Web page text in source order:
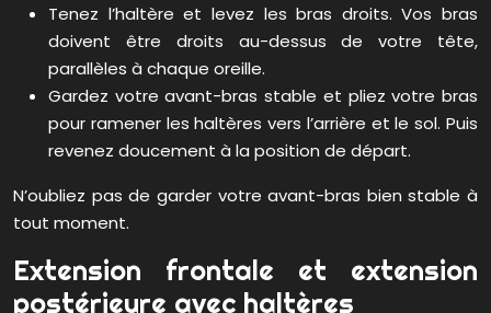
Tenez l’haltère et levez les bras droits. Vos bras
doivent être droits au-dessus de votre tête,
parallèles à chaque oreille.
Gardez votre avant-bras stable et pliez votre bras
pour ramener les haltères vers l’arrière et le sol. Puis
revenez doucement à la position de départ.
N’oubliez pas de garder votre avant-bras bien stable à
tout moment.
Extension frontale et extension
postérieure avec haltères